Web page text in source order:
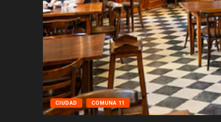
CIUDAD COMUNA 11